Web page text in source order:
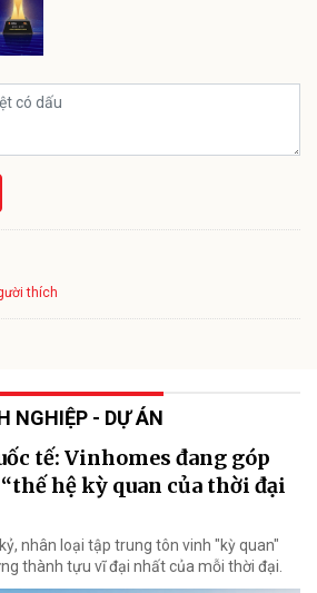
thích
NGHIỆP - DỰ ÁN
tế: Vinhomes đang góp
hệ kỳ quan của thời đại
nhân loại tập trung tôn vinh "kỳ quan"
thành tựu vĩ đại nhất của mỗi thời đại.